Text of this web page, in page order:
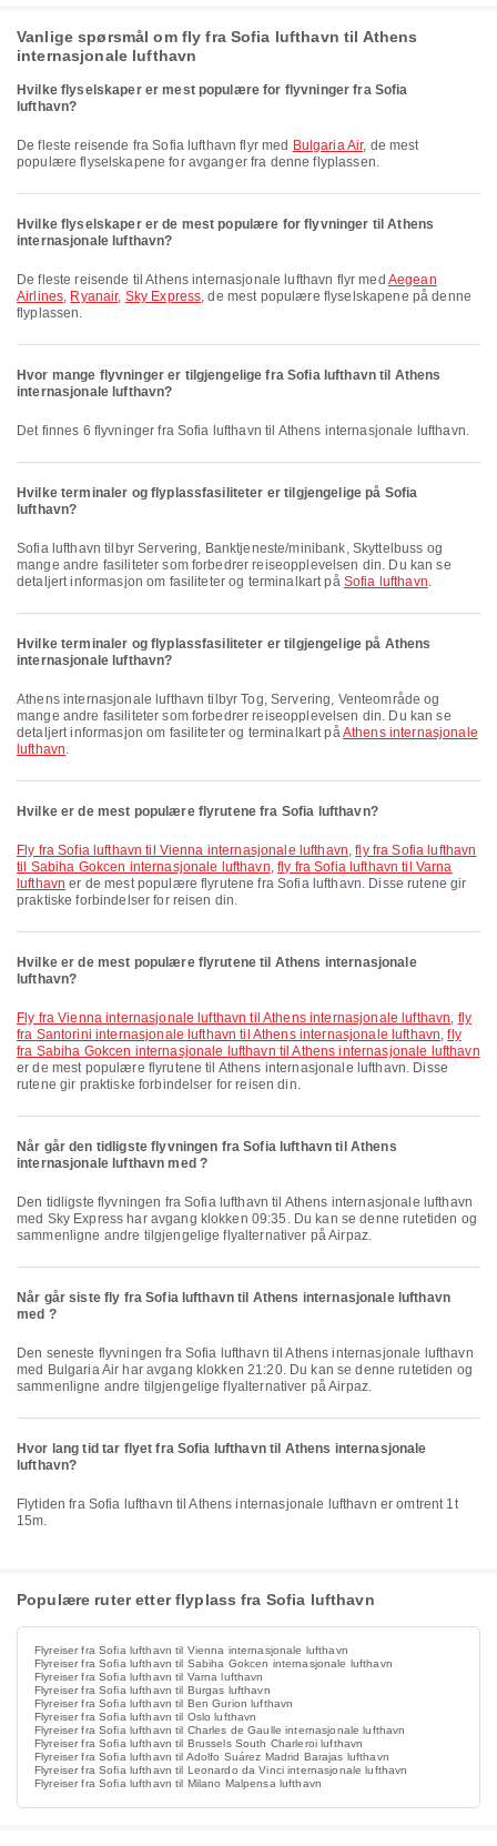
Vanlige spørsmål om fly fra Sofia lufthavn til Athens
internasjonale lufthavn
Hvilke flyselskaper er mest populære for flyvninger fra Sofia
lufthavn?
De fleste reisende fra Sofia lufthavn flyr med Bulgaria Air, de mest
populære flyselskapene for avganger fra denne flyplassen.
Hvilke flyselskaper er de mest populære for flyvninger til Athens
internasjonale lufthavn?
De fleste reisende til Athens internasjonale lufthavn flyr med Aegean
Airlines, Ryanair, Sky Express, de mest populære flyselskapene på denne
flyplassen.
Hvor mange flyvninger er tilgjengelige fra Sofia lufthavn til Athens
internasjonale lufthavn?
Det finnes 6 flyvninger fra Sofia lufthavn til Athens internasjonale lufthavn.
Hvilke terminaler og flyplassfasiliteter er tilgjengelige på Sofia
lufthavn?
Sofia lufthavn tilbyr Servering, Banktjeneste/minibank, Skyttelbuss og
mange andre fasiliteter som forbedrer reiseopplevelsen din. Du kan se
detaljert informasjon om fasiliteter og terminalkart på Sofia lufthavn.
Hvilke terminaler og flyplassfasiliteter er tilgjengelige på Athens
internasjonale lufthavn?
Athens internasjonale lufthavn tilbyr Tog, Servering, Venteområde og
mange andre fasiliteter som forbedrer reiseopplevelsen din. Du kan se
detaljert informasjon om fasiliteter og terminalkart påAthens internasjonale
lufthavn.
Hvilke er de mest populære flyrutene fra Sofia lufthavn?
fly fra Sofia lufthavn til Vienna internasjonale lufthavn,fly fra Sofia lufthavn
til Sabiha Gokcen internasjonale lufthavn,fly fra Sofia lufthavn til Varna
lufthavn er de mest populære flyrutene fra Sofia lufthavn. Disse rutene gir
praktiske forbindelser for reisen din.
Hvilke er de mest populære flyrutene til Athens internasjonale
lufthavn?
fly fra Vienna internasjonale lufthavn til Athens internasjonale lufthavn, fly
fra Santorini internasjonale lufthavn til Athens internasjonale lufthavn,fly
fra Sabiha Gokcen internasjonale lufthavn til Athens internasjonale lufthavn
er de mest populære flyrutene til Athens internasjonale lufthavn. Disse
rutene gir praktiske forbindelser for reisen din.
Når går den tidligste flyvningen fra Sofia lufthavn til Athens
internasjonale lufthavn med ?
Den tidligste flyvningen fra Sofia lufthavn til Athens internasjonale lufthavn
med Sky Express har avgang klokken 09:35. Du kan se denne rutetiden og
sammenligne andre tilgjengelige flyalternativer på Airpaz.
Når går siste fly fra Sofia lufthavn til Athens internasjonale lufthavn
med ?
Den seneste flyvningen fra Sofia lufthavn til Athens internasjonale lufthavn
med Bulgaria Air har avgang klokken 21:20. Du kan se denne rutetiden og
sammenligne andre tilgjengelige flyalternativer på Airpaz.
Hvor lang tid tar flyet fra Sofia lufthavn til Athens internasjonale
lufthavn?
Flytiden fra Sofia lufthavn til Athens internasjonale lufthavn er omtrent 1t
15m.
Populære ruter etter flyplass fra Sofia lufthavn
Flyreiser fra Sofia lufthavn til Vienna internasjonale lufthavn
Flyreiser fra Sofia lufthavn til Sabiha Gokcen internasjonale lufthavn
Flyreiser fra Sofia lufthavn til Varna lufthavn
Flyreiser fra Sofia lufthavn til Burgas lufthavn
Flyreiser fra Sofia lufthavn til Ben Gurion lufthavn
Flyreiser fra Sofia lufthavn til Oslo lufthavn
Flyreiser fra Sofia lufthavn til Charles de Gaulle internasjonale lufthavn
Flyreiser fra Sofia lufthavn til Brussels South Charleroi lufthavn
Flyreiser fra Sofia lufthavn til Adolfo Suárez Madrid Barajas lufthavn
Flyreiser fra Sofia lufthavn til Leonardo da Vinci internasjonale lufthavn
Flyreiser fra Sofia lufthavn til Milano Malpensa lufthavn